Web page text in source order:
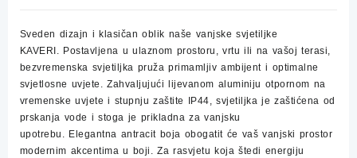
Sveden dizajn i klasičan oblik naše vanjske svjetiljke
KAVERI. Postavljena u ulaznom prostoru, vrtu ili na vašoj terasi,
bezvremenska svjetiljka pruža primamljiv ambijent i optimalne
svjetlosne uvjete. Zahvaljujući lijevanom aluminiju otpornom na
vremenske uvjete i stupnju zaštite IP44, svjetiljka je zaštićena od
prskanja vode i stoga je prikladna za vanjsku
upotrebu. Elegantna antracit boja obogatit će vaš vanjski prostor
modernim akcentima u boji. Za rasvjetu koja štedi energiju